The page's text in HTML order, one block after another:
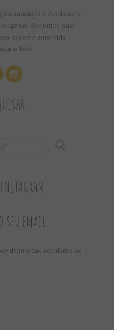
saudável e fundadora
Encontre aqui
manter uma vida
e feliz.
SEU EMAIL
dentro das novidades do